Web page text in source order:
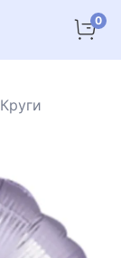
0
Круги